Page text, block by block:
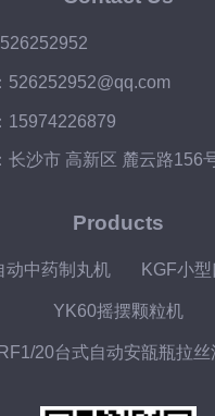
526252952@qq.com
15974226879
长沙市 高新区 麓云路156
Products
动中药制丸机 KGF小
YK60摇摆颗粒机
20台式自动安瓿瓶拉丝